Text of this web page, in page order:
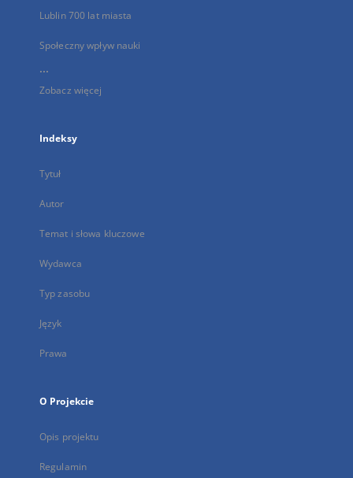
Lublin 700 lat miasta
Społeczny wpływ nauki
...
Zobacz więcej
Indeksy
Tytuł
Autor
Temat i słowa kluczowe
Wydawca
Typ zasobu
Język
Prawa
O Projekcie
Opis projektu
Regulamin